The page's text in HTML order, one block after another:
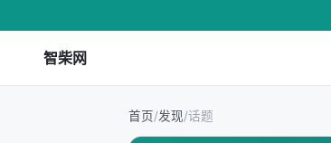
智柴网
首页/发现/话题